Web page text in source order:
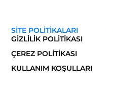
SITE POLITIKALARI
GIZLILIK POLITIKASI
ÇEREZ POLITIKASI
KULLANIM KOŞULLARI